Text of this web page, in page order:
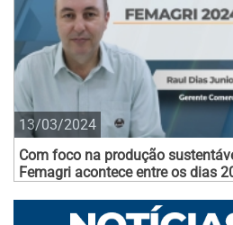
13/03/2024
Com foco na produção
Femagri acontece entre os dias